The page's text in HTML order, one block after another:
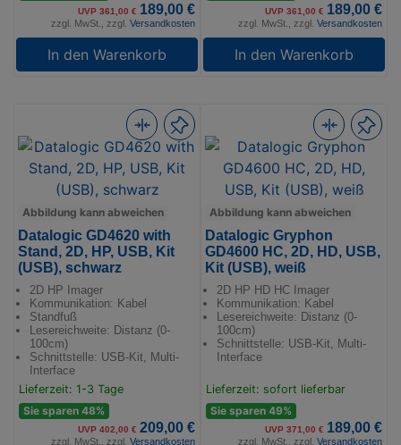
UVP 361,00 € 189,00 €
zzgl. MwSt., zzgl. Versandkosten
In den Warenkorb
UVP 361,00 € 189,00 €
zzgl. MwSt., zzgl. Versandkosten
In den Warenkorb
Abbildung kann abweichen
Datalogic GD4620 with
Stand, 2D, HP, USB, Kit
(USB), schwarz
2D HP Imager
Kommunikation: Kabel
Standfuß
Lesereichweite: Distanz (0-
100cm)
Schnittstelle: USB-Kit, Multi-
Interface
Lieferzeit: 1-3 Tage
Sie sparen 48%
UVP 402,00 € 209,00 €
zzgl. MwSt., zzgl. Versandkosten
Abbildung kann abweichen
Datalogic Gryphon
GD4600 HC, 2D, HD, USB,
Kit (USB), weiß
2D HP HD HC Imager
Kommunikation: Kabel
Lesereichweite: Distanz (0-
100cm)
Schnittstelle: USB-Kit, Multi-
Interface
Lieferzeit: sofort lieferbar
Sie sparen 49%
UVP 371,00 € 189,00 €
zzgl. MwSt., zzgl. Versandkosten